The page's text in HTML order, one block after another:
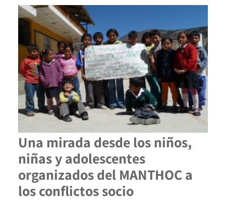
Una mirada desde los niños,
niñas y adolescentes
organizados del MANTHOC a
los conflictos socio